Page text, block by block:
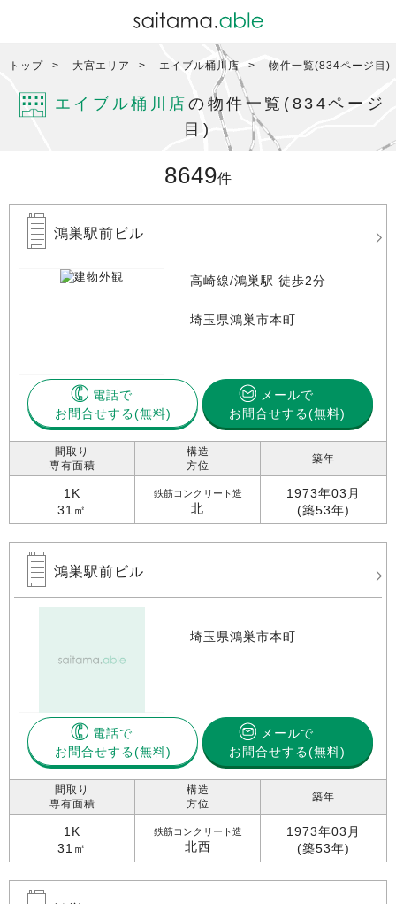
トップ 大宮エリア エイブル桶川店 物件一覧(834ページ目)
エイブル桶川店 の物件一覧(834ページ
目)
8649件
鴻巣駅前ビル
高崎線/鴻巣駅 徒歩2分
埼玉県鴻巣市本町
電話で
お問合せする
メールで
お問合せする(無料)
間取り
専有面積
1K
31㎡
構造
方位
鉄筋コンクリート造
北
築年
1973年03月
(築53年)
鴻巣駅前ビル
埼玉県鴻巣市本町
電話で
お問合せする
メールで
お問合せする(無料)
間取り
専有面積
1K
31㎡
構造
方位
鉄筋コンクリート造
北西
築年
1973年03月
(築53年)